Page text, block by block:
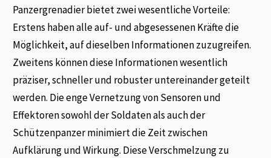
Panzergrenadier bietet zwei wesentliche Vorteile:
Erstens haben alle auf- und abgesessenen Kräfte die
Möglichkeit, auf dieselben Informationen zuzugreifen.
Zweitens können diese Informationen wesentlich
präziser, schneller und robuster untereinander geteilt
werden. Die enge Vernetzung von Sensoren und
Effektoren sowohl der Soldaten als auch der
Schützenpanzer minimiert die Zeit zwischen
Aufklärung und Wirkung. Diese Verschmelzung zu